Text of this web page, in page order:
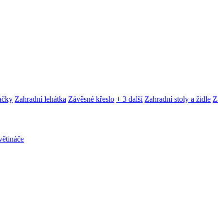
Zahradní lehátka Závěsné křeslo + 3 další Zahradní stoly a židle